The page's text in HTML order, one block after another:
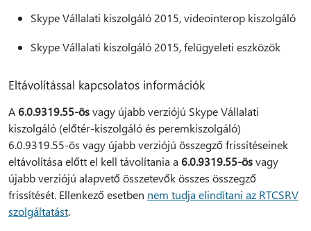
Skype Vállalati kiszolgáló 2015, videointerop kiszolgáló
Skype Vállalati kiszolgáló 2015, felügyeleti eszközök
Eltávolítással kapcsolatos információk
A 6.0.9319.55-ösvagy újabb verziójú Skype Vállalati
kiszolgáló (előtér-kiszolgáló és peremkiszolgáló)
6.0.9319.55-ös vagy újabb verziójú összegző frissítéseinek
eltávolítása előtt el kell távolítania a 6.0.9319.55-ösvagy
újabb verziójú alapvető összetevők összes összegző
frissítését. Ellenkező esetben nem tudja elindítani az RTCSRV
szolgáltatást.